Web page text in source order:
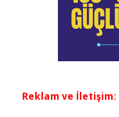
Reklam ve İletişim: